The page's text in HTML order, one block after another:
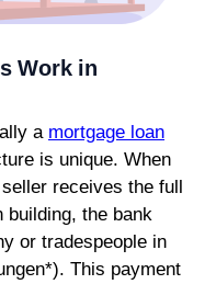
Work in
a mortgage loan
is unique. When
receives the full
building, the bank
or tradespeople in
This payment